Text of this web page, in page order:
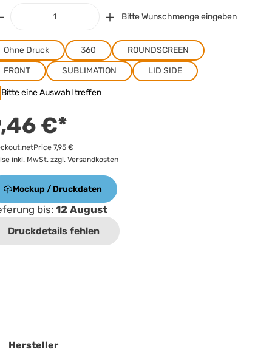
Bitte Wunschmenge eingeben
Ohne Druck 360
ROUNDSCREEN
FRONT
SUBLIMATION LID SIDE
Bitte eine Auswahl treffen
€*
7,95 €
inkl. MwSt. zzgl. Versandkosten
Mockup / Druckdaten
bis: 12 August
Druckdetails fehlen
Hersteller